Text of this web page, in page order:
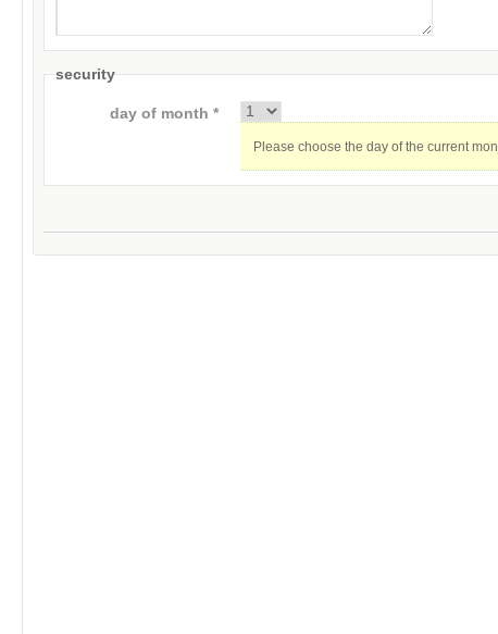
security
day of month *
Please choose the day of the current